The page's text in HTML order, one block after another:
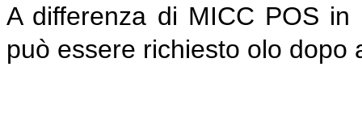
A differenza di MICC POS
può essere richiesto olo dopo